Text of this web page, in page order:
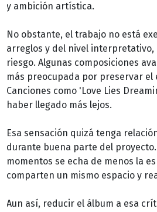
y ambición artística.
No obstante, el trabajo no está
arreglos y del nivel
riesgo. Algunas composiciones
más preocupada por preservar
Canciones como 'Love Lies
haber llegado más lejos.
Esa sensación quizá tenga
durante buena parte del
momentos se echa de menos la
comparten un mismo espacio y
Aun así, reducir el álbum a esa